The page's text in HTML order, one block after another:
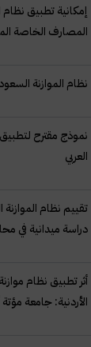
إمكانية تطبيق
المصارف الخاصة
نظام الموازنة
نموذج مقترح
العربي
تقييم نظام
دراسة ميدانية في
أثر تطبيق نظام
الأردنية: جامعة